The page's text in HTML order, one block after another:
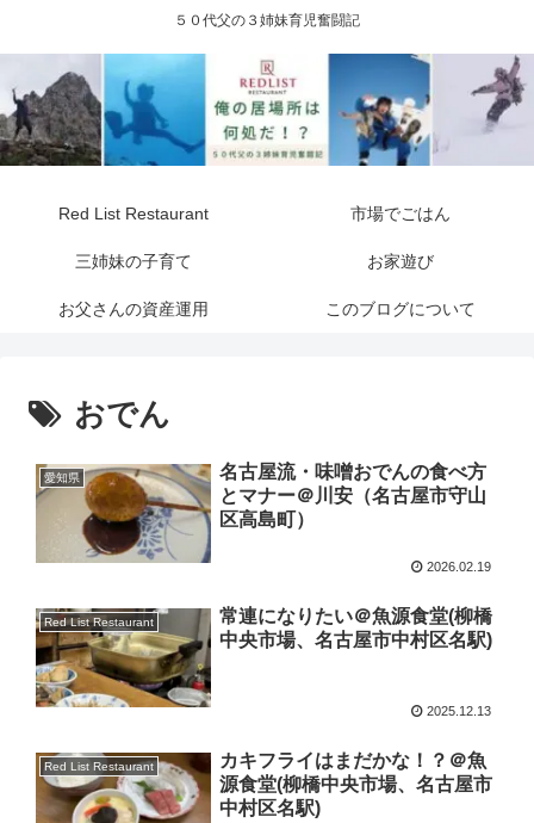
５０代父の３姉妹育児奮闘記
Red List Restaurant 市場でごはん
三姉妹の子育て お家遊び
お父さんの資産運用 このブログについて
おでん
愛知県
名古屋流・味噌おでんの食べ方
とマナー＠川安（名古屋市守山
区高島町）
2026.02.19
Red List Restaurant
常連になりたい＠魚源食堂(柳橋
中央市場、名古屋市中村区名駅)
2025.12.13
Red List Restaurant
カキフライはまだかな！？＠魚
源食堂(柳橋中央市場、名古屋市
中村区名駅)